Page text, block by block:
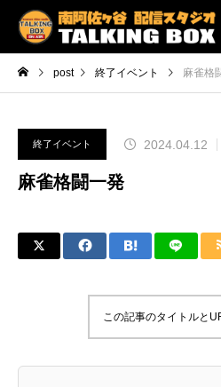
post 終了イベント 麻雀格
終了イベント 2024.04.12
麻雀格闘一発
この記事のタイトルと